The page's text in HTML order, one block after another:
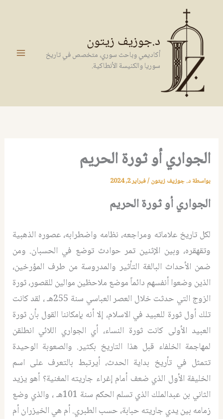
المحتوى
د.جوزيف زيتون
أكاديمي وباحث سوري، متخصص في تاريخ
سوريا والكنيسة الأنطاكية.
الجواري أو ثورة الحريم
بواسطةد. جوزيف زيتون/فبراير 2, 2024
الجواري أو ثورة الحريم
لكل تاريخ علاماته ومراجعه، نظامه واضطرابه، عصوره الذهبية
وتقهقره، وبين الإثنين تمر حوادث توضع في الحسبان. ومن
ضمن الأحداث البالغة التأثير والمدروسة من طرف المؤرخين،
الذين وضعوا أنفسهم دائماً موضع ملاحظين موالين للقصور، ثورة
الزوج التي حدثت خلال العصر العباسي سنة 255هـ ، لقد كانت
تلك أول ثورة للعبيد في الاسلام، إلا أنه بإمكاننا القول بأن ثورة
العبيد الأولى كانت ثورة النساء، أي الجواري اللائي انطلقن
لمهاجمة الخلفاء قبل هذا التاريخ بكثير. والصعوبة الوحيدة
تتمثل في تأريخ بداية الحدث، أيرتبط بالتعرف على اسم
الخليفة الأول الذي ضعف أمام إغراء جاريته المغنية؟ أهو يزيد
الثاني بن عبدالملك الذي تسلم الحكم سنة 101هـ ، والذي وضع
زمامه بين يدي جاريته حبابة، حسب الطبري. أم هي الخيزران أم